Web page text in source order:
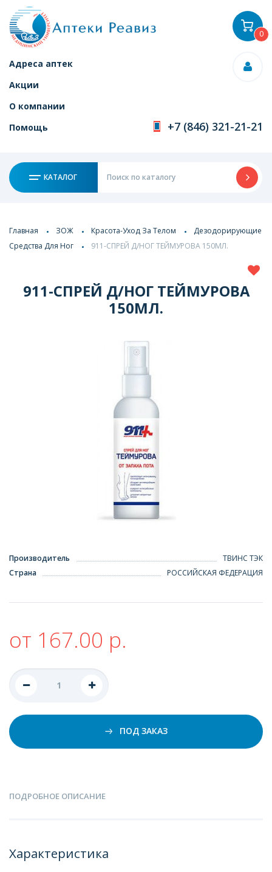
Адреса аптек
Акции
О компании
Помощь
+7 (846) 321-21-21
КАТАЛОГ
0
Главная ЗОЖ Красота-Уход За Телом
Дезодорирующие
Средства Для Ног
911-СПРЕЙ Д/НОГ ТЕЙМУРОВА 150МЛ.
911-СПРЕЙ Д/НОГ ТЕЙМУРОВА
150МЛ.
Производитель
ТВИНС ТЭК
Страна
РОССИЙСКАЯ ФЕДЕРАЦИЯ
от 167.00 р.
ПОД ЗАКАЗ
ПОДРОБНОЕ ОПИСАНИЕ
Характеристика